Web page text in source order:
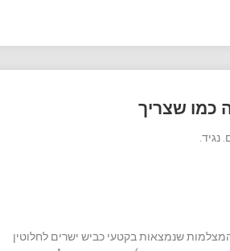
כמו שצריך
נגיד.
שנמצאות בקטעי כביש ישרים לחלוטין